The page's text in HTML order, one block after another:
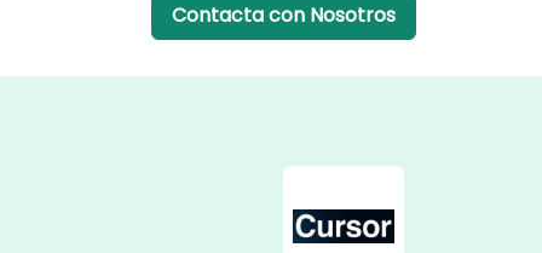
Contacta con Nosotros